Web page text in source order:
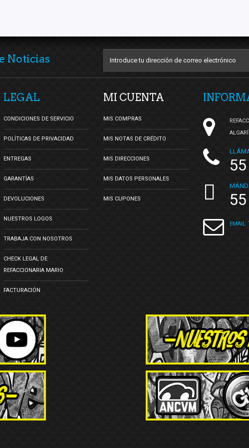
Noticias
LEGAL
CONDICIONES DE SERVICIO
POLÍTICAS DE PRIVACIDAD
ENTREGAS
GARANTÍAS
DEVOLUCIONES
NUESTROS LOGOS
TRABAJA CON NOSOTROS
CHECK LEGAL DE
REFACCIONARIA MARIO
FACTURACIÓN
MI CUENTA
MIS COMPRAS
MIS NOTAS DE CRÉDITO
MIS DIRECCIONES
MIS DATOS PERSONALES
MIS CUPONES
EMAIL: